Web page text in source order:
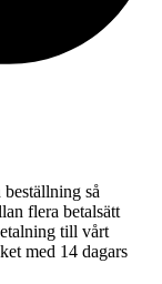
så
flera betalsätt
till vårt
med 14 dagars